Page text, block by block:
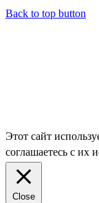
Back to top button
Этот сайт
соглашаетесь с их
Close